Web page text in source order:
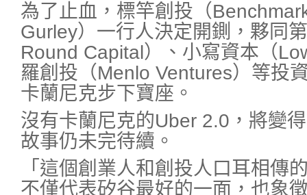
為了止血，標竿創投（
Gurley）一行人決定開鍘，夥同
Round Capital）、小寫資本（
羅創投（Menlo Ventures）等投
卡蘭尼克步下寶座。
沒有卡蘭尼克的Uber 2.0，將變
故事仍未完待續。
「這個創業人和創投人口耳相傳
不僅代表矽谷最好的一面，也象